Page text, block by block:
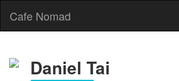
Cafe Nomad
Daniel Tai